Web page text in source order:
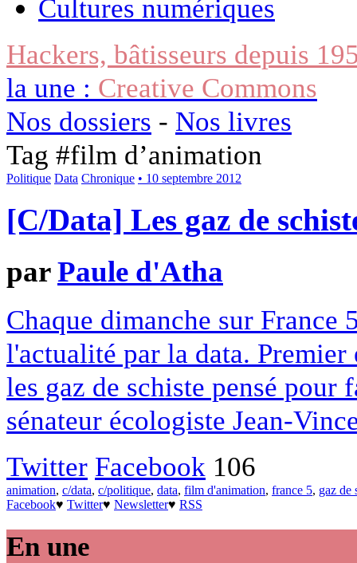
Cultures numériques
Hackers, bâtisseurs depuis
la une : Creative Commons
Nos dossiers - Nos livres
Tag #film d’animation
Politique Data Chronique • 10 septembre 2012
[C/Data] Les gaz de
parPaule d'Atha
Chaque dimanche sur
l'actualité par la data.
les gaz de schiste pensé
sénateur écologiste Jean-
Twitter Facebook 106
animation, c/data, c/politique, data, film d'animation, france 5, gaz de
Facebook♥ Twitter♥ Newsletter♥ RSS
En une